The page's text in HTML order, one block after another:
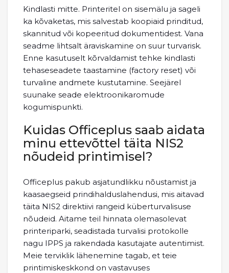
Kindlasti mitte. Printeritel on sisemälu ja sageli
ka kõvaketas, mis salvestab koopiaid prinditud,
skannitud või kopeeritud dokumentidest. Vana
seadme lihtsalt äraviskamine on suur turvarisk.
Enne kasutuselt kõrvaldamist tehke kindlasti
tehaseseadete taastamine (factory reset) või
turvaline andmete kustutamine. Seejärel
suunake seade elektroonikaromude
kogumispunkti.
Kuidas Officeplus saab aidata
minu ettevõttel täita NIS2
nõudeid printimisel?
Officeplus pakub asjatundlikku nõustamist ja
kaasaegseid prindihalduslahendusi, mis aitavad
täita NIS2 direktiivi rangeid küberturvalisuse
nõudeid. Aitame teil hinnata olemasolevat
printeriparki, seadistada turvalisi protokolle
nagu IPPS ja rakendada kasutajate autentimist.
Meie terviklik lähenemine tagab, et teie
printimiskeskkond on vastavuses